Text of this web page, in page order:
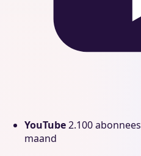
YouTube2.100 abonnees
maand